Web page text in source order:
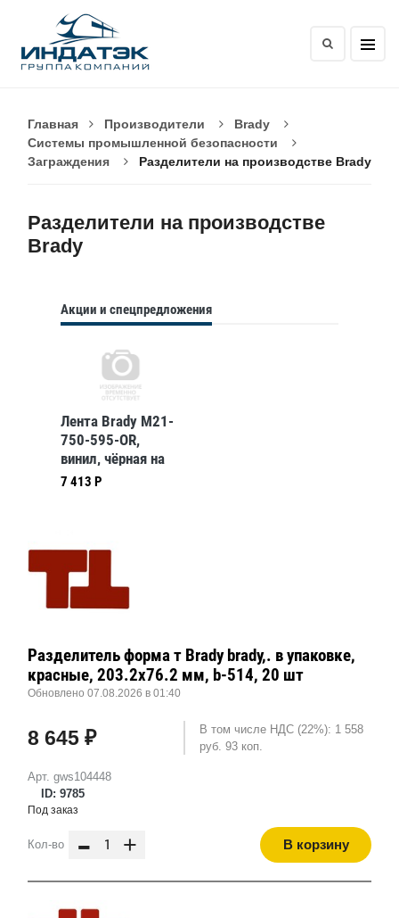
Главная Производители
Brady
Системы промышленной безопасности
Заграждения
Разделители на производстве Brady
Разделители на производстве
Brady
Акции и спецпредложения
Лента Brady M21-
750-595-OR,
винил, чёрная на
оранжевом, 19,05
7 413 Р
Арт. gws104448
ID: 9785
Разделитель форма т Brady brady,. в упаковке,
красные, 203.2x76.2 мм, b-514, 20 шт
Обновлено 07.08.2026 в 01:40
8 645 ₽
В том числе НДС (22%): 1 558
руб. 93 коп.
Под заказ
Кол-во - + В корзину